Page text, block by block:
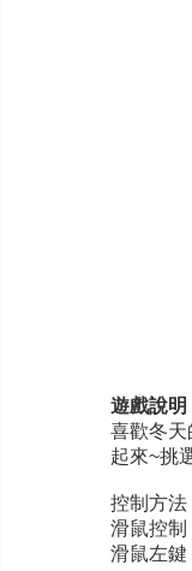
遊戲說明
喜歡冬天
起來~挑
控制方法
滑鼠控制
滑鼠左鍵